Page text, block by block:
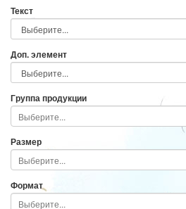
Текст
Доп. элемент
Группа продукции
Размер
Формат